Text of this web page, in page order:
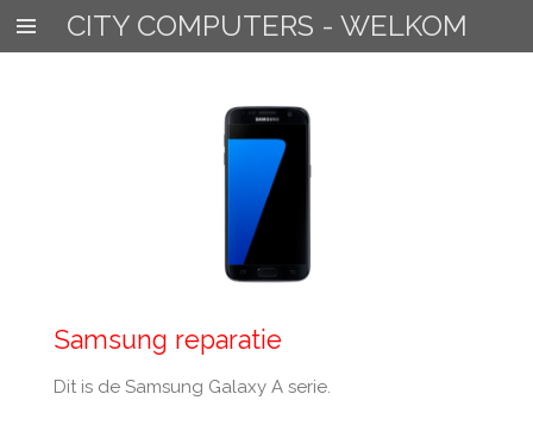
Ga
direct
CITY COMPUTERS - WELKOM
Samsung reparatie
Dit is de Samsung Galaxy A serie.